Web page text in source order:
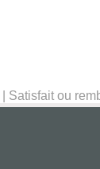
Satisfait ou